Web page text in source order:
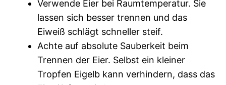
Verwende Eier bei Raumtemperatur. Sie
lassen sich besser trennen und das
Eiweiß schlägt schneller steif.
Achte auf absolute Sauberkeit beim
Trennen der Eier. Selbst ein kleiner
Tropfen Eigelb kann verhindern, dass das